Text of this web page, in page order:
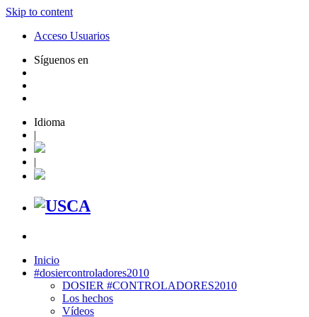
Skip to content
Acceso Usuarios
Síguenos en
Idioma
|
|
Inicio
#dosiercontroladores2010
DOSIER #CONTROLADORES2010
Los hechos
Vídeos